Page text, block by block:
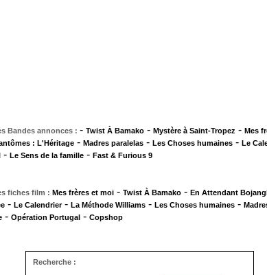
Bandes annonces : - Twist À Bamako - Mystère à Saint-Tropez - Mes
: L'Héritage - Madres paralelas - Les Choses humaines - Le
- Le Sens de la famille - Fast & Furious 9
fiches film : Mes frères et moi - Twist À Bamako - En Attendant
- Le Calendrier- La Méthode Williams - Les Choses humaines -
- Opération Portugal - Copshop
Recherche :